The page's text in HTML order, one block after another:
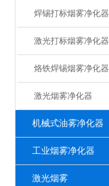
焊锡打标烟雾净化器
烙铁焊锡烟雾净化器
激光烟雾净化器
机械式油雾净化器
工业烟雾净化器
激光烟雾